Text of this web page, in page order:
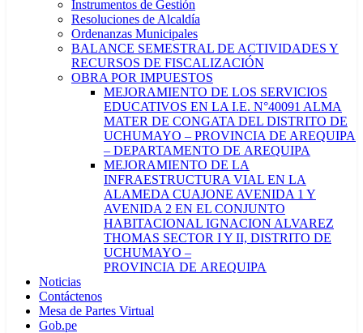
Instrumentos de Gestión
Resoluciones de Alcaldía
Ordenanzas Municipales
BALANCE SEMESTRAL DE ACTIVIDADES Y
RECURSOS DE FISCALIZACIÓN
OBRA POR IMPUESTOS
MEJORAMIENTO DE LOS SERVICIOS
EDUCATIVOS EN LA I.E. N°40091 ALMA
MATER DE CONGATA DEL DISTRITO DE
UCHUMAYO – PROVINCIA DE AREQUIPA
– DEPARTAMENTO DE AREQUIPA
MEJORAMIENTO DE LA
INFRAESTRUCTURA VIAL EN LA
ALAMEDA CUAJONE AVENIDA 1 Y
AVENIDA 2 EN EL CONJUNTO
HABITACIONAL IGNACION ALVAREZ
THOMAS SECTOR I Y II, DISTRITO DE
UCHUMAYO –
PROVINCIA DE AREQUIPA
Noticias
Contáctenos
Mesa de Partes Virtual
Gob.pe